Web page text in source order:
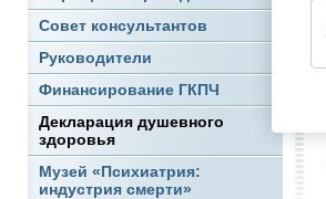
Совет консультантов
Руководители
Финансирование ГКПЧ
Декларация душевного
здоровья
Музей «Психиатрия:
индустрия смерти»